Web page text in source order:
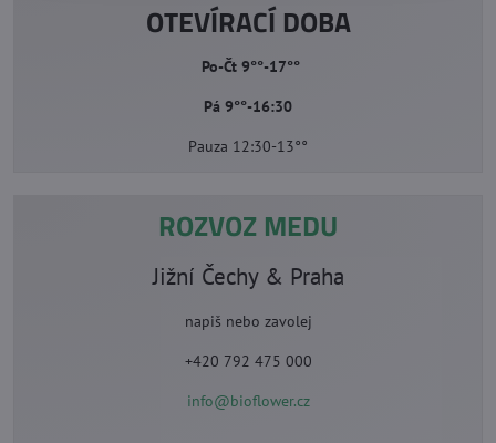
OTEVÍRACÍ DOBA
Po-Čt 9°°-17°°
Pá 9°°-16:30
Pauza 12:30-13°°
ROZVOZ MEDU
Jižní Čechy & Praha
napiš nebo zavolej
+420 792 475 000
info@bioflower.cz